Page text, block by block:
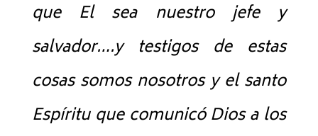
que El sea nuestro jefe y
salvador….y testigos de estas
cosas somos nosotros y el santo
Espíritu que comunicó Dios a los